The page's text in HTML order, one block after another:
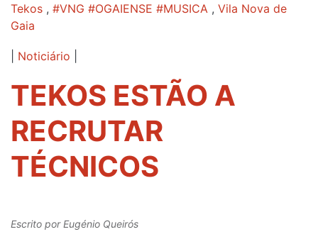
Tekos , #VNG #OGAIENSE #MUSICA , Vila Nova de
Gaia
Noticiário
TEKOS ESTÃO A
RECRUTAR
TÉCNICOS
Escrito porEugénio Queirós